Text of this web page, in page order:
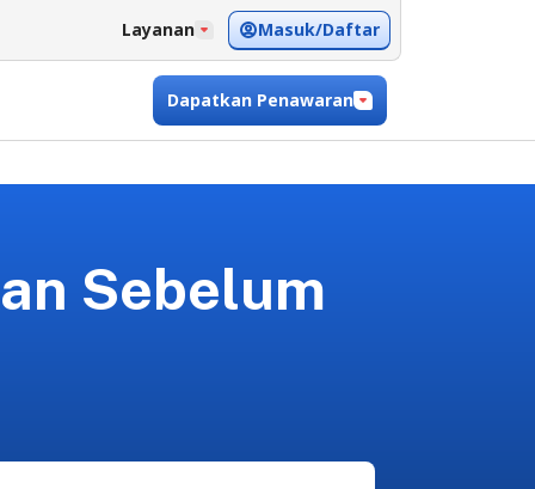
Layanan Masuk/Daftar
Dapatkan Penawaran
Sebelum